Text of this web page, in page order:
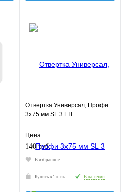
Отвертка Универсал, Профи
3х75 мм SL 3 FIT
Цена:
140 руб.
В избранное
Купить в 1 клик В наличии